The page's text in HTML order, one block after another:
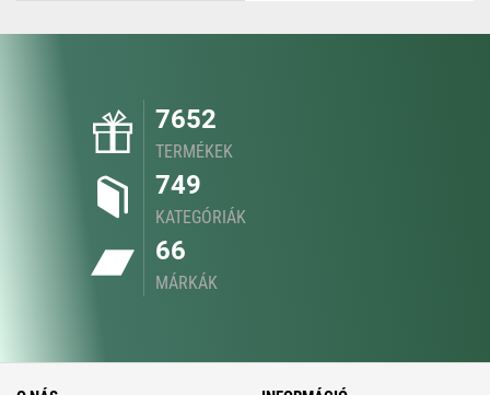
7652
TERMÉKEK
749
KATEGÓRIÁK
66
MÁRKÁK